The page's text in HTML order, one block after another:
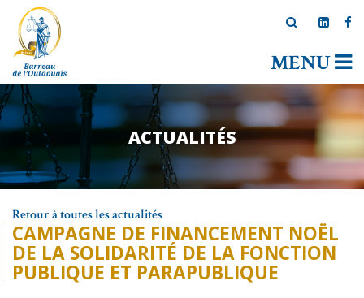
MENU
ACTUALITÉS
Retour à toutes les actualités
CAMPAGNE DE FINANCEMENT NOËL
DE LA SOLIDARITÉ DE LA FONCTION
PUBLIQUE ET PARAPUBLIQUE